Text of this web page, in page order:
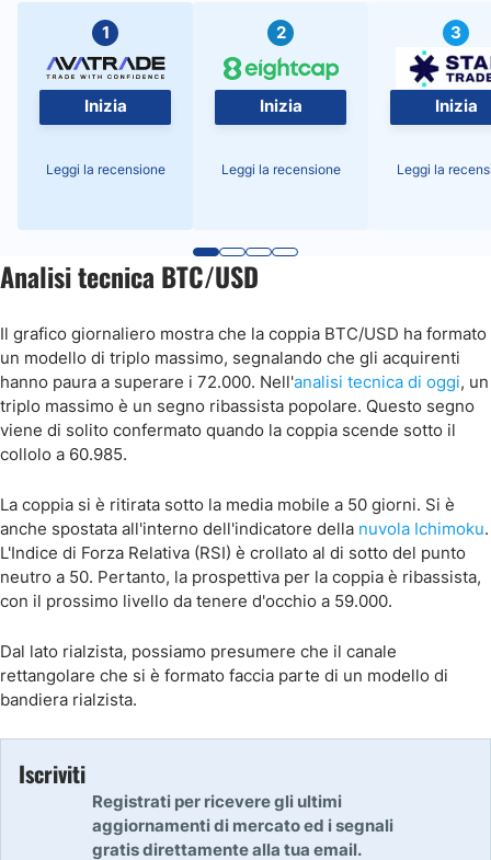
1
Inizia
Leggi la recensione
2
Inizia
Leggi la recensione
3
Inizia
Leggi la
Analisi tecnica BTC/USD
Il grafico giornaliero mostra che la coppia BTC/USD ha formato
un modello di triplo massimo, segnalando che gli acquirenti
hanno paura a superare i 72.000. Nell'analisi tecnica di oggi, un
triplo massimo è un segno ribassista popolare. Questo segno
viene di solito confermato quando la coppia scende sotto il
collolo a 60.985.
La coppia si è ritirata sotto la media mobile a 50 giorni. Si è
anche spostata all'interno dell'indicatore della nuvola Ichimoku.
L'Indice di Forza Relativa (RSI) è crollato al di sotto del punto
neutro a 50. Pertanto, la prospettiva per la coppia è ribassista,
con il prossimo livello da tenere d'occhio a 59.000.
Dal lato rialzista, possiamo presumere che il canale
rettangolare che si è formato faccia parte di un modello di
bandiera rialzista.
Iscriviti
Registrati per ricevere gli ultimi
aggiornamenti di mercato ed i segnali
gratis direttamente alla tua email.